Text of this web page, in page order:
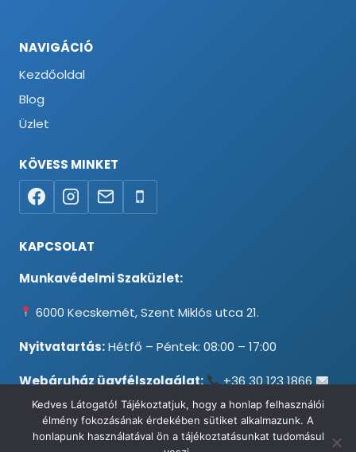
NAVIGÁCIÓ
Kezdőoldal
Blog
Üzlet
KÖVESS MINKET
KAPCSOLAT
Munkavédelmi Szaküzlet:
6000 Kecskemét, Szent Miklós utca 21.
Nyitvatartás:Hétfő – Péntek: 08:00 – 17:00
Webáruház ügyfélszolgálat:
+36 30 123 1866
info@testpancel.hu
Kedves Látogató! Tájékoztatjuk, hogy a honlap felhasználói
élmény fokozásának érdekében sütiket alkalmazunk. A
honlapunk használatával ön a tájékoztatásunkat tudomásul